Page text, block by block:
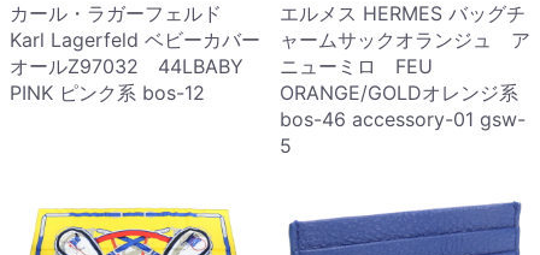
カール・ラガーフェルド
Karl Lagerfeld ベビーカバー
オールZ97032 44LBABY
PINK ピンク系 bos-12
エルメス HERMES バッグチ
ャームサックオランジュ ア
ニューミロ FEU
ORANGE/GOLDオレンジ系
bos-46 accessory-01 gsw-
5